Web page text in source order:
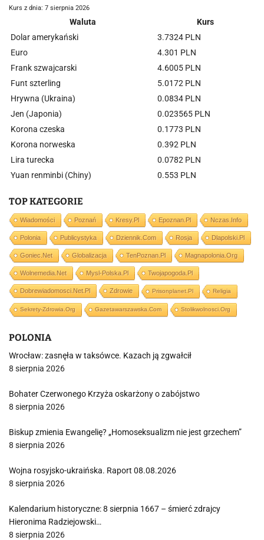
Kurs z dnia: 7 sierpnia 2026
Waluta
Kurs
Dolar amerykański
3.7324 PLN
Euro
4.301 PLN
Frank szwajcarski
4.6005 PLN
Funt szterling
5.0172 PLN
Hrywna (Ukraina)
0.0834 PLN
Jen (Japonia)
0.023565 PLN
Korona czeska
0.1773 PLN
Korona norweska
0.392 PLN
Lira turecka
0.0782 PLN
Yuan renminbi (Chiny)
0.553 PLN
TOP KATEGORIE
Wiadomości Poznań Kresy.pl Epoznan.pl Nczas.info
Polonia Publicystyka Dziennik.com Rosja Dlapolski.pl
Goniec.net Globalizacja TenPoznan.pl Magnapolonia.org
Wolnemedia.net Mysl-Polska.pl Twojapogoda.pl
Dobrewiadomosci.net.pl Zdrowie Prisonplanet.pl Religia
Sekrety-Zdrowia.org Gazetawarszawska.com Stolikwolnosci.org
POLONIA
Wrocław: zasnęła w taksówce. Kazach ją zgwałcił
8 sierpnia 2026
Bohater Czerwonego Krzyża oskarżony o zabójstwo
8 sierpnia 2026
Biskup zmienia Ewangelię? „Homoseksualizm nie jest grzechem”
8 sierpnia 2026
Wojna rosyjsko-ukraińska. Raport 08.08.2026
8 sierpnia 2026
Kalendarium historyczne: 8 sierpnia 1667 – śmierć zdrajcy
Hieronima Radziejowski…
8 sierpnia 2026